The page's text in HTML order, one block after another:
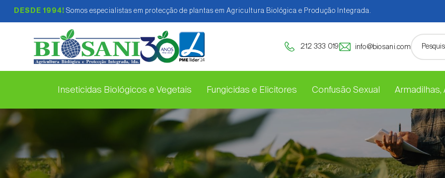
DESDE 1994! Somos especialistas em protecção de plantas em Agricultura Biológica e Produção Integrada.
212 333 019 info@biosani.com
Inseticidas Biológicos e Vegetais Fungicidas e Elicitores Confusão Sexual